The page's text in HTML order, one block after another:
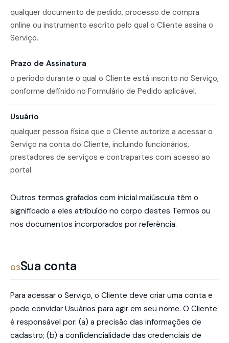
qualquer documento de pedido, processo de compra
online ou instrumento escrito pelo qual o Cliente assina o
Serviço.
Prazo de Assinatura
o período durante o qual o Cliente está inscrito no Serviço,
conforme definido no Formulário de Pedido aplicável.
Usuário
qualquer pessoa física que o Cliente autorize a acessar o
Serviço na conta do Cliente, incluindo funcionários,
prestadores de serviços e contrapartes com acesso ao
portal.
Outros termos grafados com inicial maiúscula têm o
significado a eles atribuído no corpo destes Termos ou
nos documentos incorporados por referência.
03Sua conta
Para acessar o Serviço, o Cliente deve criar uma conta e
pode convidar Usuários para agir em seu nome. O Cliente
é responsável por: (a) a precisão das informações de
cadastro; (b) a confidencialidade das credenciais de